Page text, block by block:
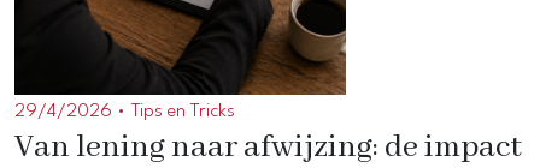
29/4/2026 • Tips en Tricks
Van lening naar afwijzing: de impact